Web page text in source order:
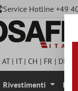
Service Hotline +49
AT| IT| CH | FR | DE
Rivestimenti